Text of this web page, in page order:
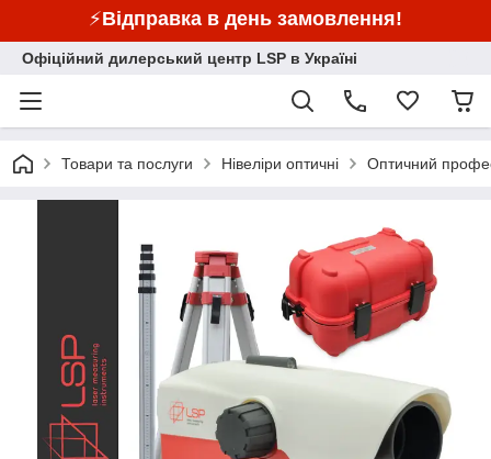
⚡Відправка в день замовлення!
Офіційний дилерський центр LSP в Україні
Товари та послуги Нівеліри оптичні Оптичний